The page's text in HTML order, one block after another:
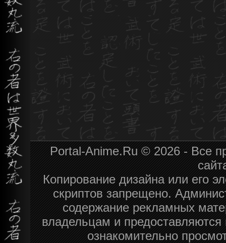
Portal-Anime.Ru © 2026 - Все
Копирование дизайна или его
скриптов запрещено.
содержание рекламных
владельцам и
ознакомительно